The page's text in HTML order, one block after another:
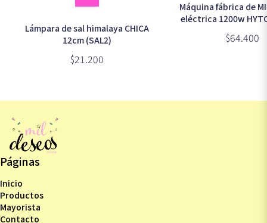
Lámpara de sal himalaya CHICA
12cm (SAL2)
$21.200
Máquina fábrica de
eléctrica 1200w
$64.400
Páginas
Inicio
Productos
Mayorista
Contacto